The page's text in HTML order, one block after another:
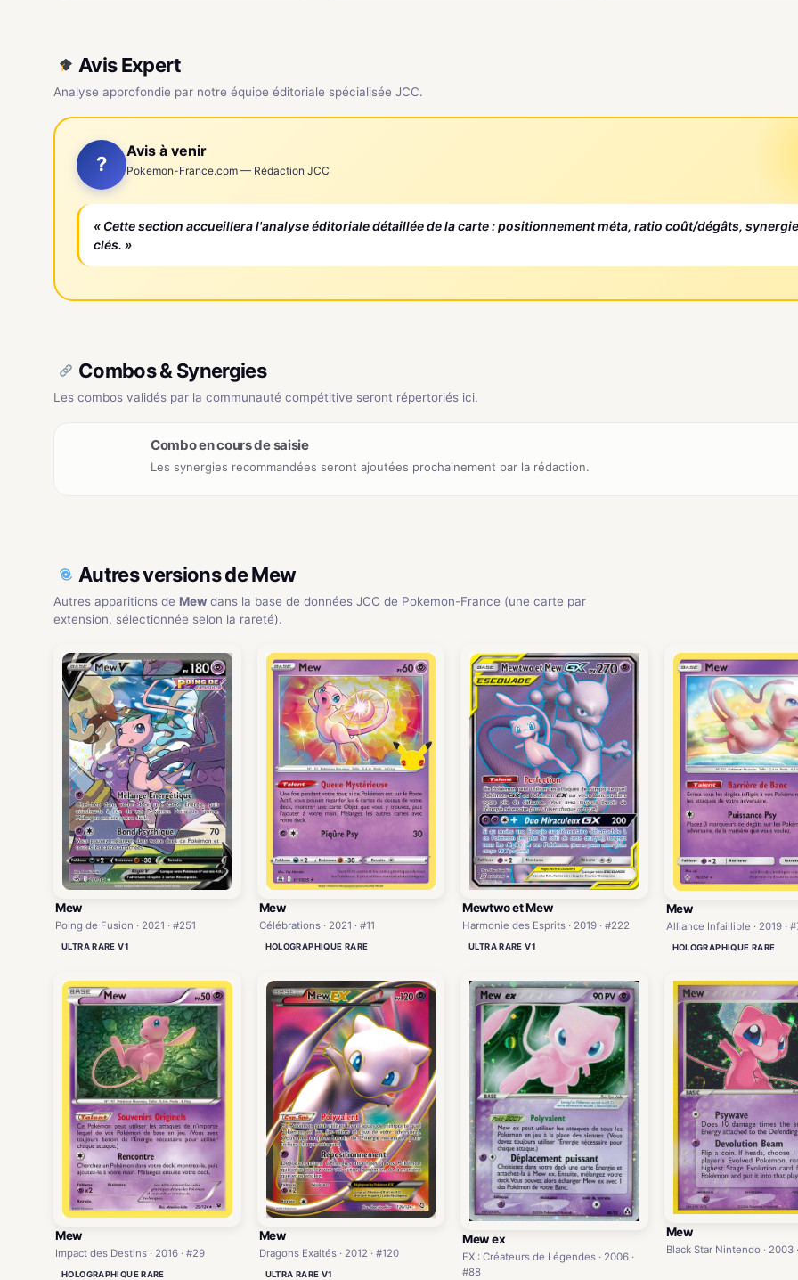
Avis Expert
Analyse approfondie par notre équipe éditoriale spécialisée JCC.
?
Avis à venir
Pokemon-France.com — Rédaction JCC
« Cette section accueillera l'analyse éditoriale détaillée de la carte : positionnement méta, ratio coût/dégâts,
clés. »
Combos & Synergies
Les combos validés par la communauté compétitive seront répertoriés ici.
Combo en cours de saisie
Les synergies recommandées seront ajoutées prochainement par la rédaction.
Autres versions de Mew
Autres apparitions de Mew dans la base de données JCC de Pokemon-France (une carte par
extension, sélectionnée selon la rareté).
Mew
Poing de Fusion · 2021 · #251
ULTRA RARE V1
Mew
Célébrations · 2021 · #11
HOLOGRAPHIQUE RARE
Mewtwo et Mew
Harmonie des Esprits · 2019 · #222
ULTRA RARE V1
Mew
Alliance Infaillible · 2019 ·
HOLOGRAPHIQUE RARE
Mew
Impact des Destins · 2016 · #29
HOLOGRAPHIQUE RARE
Mew
Dragons Exaltés · 2012 · #120
ULTRA RARE V1
Mew ex
EX : Créateurs de Légendes · 2006 ·
#88
Mew
Black Star Nintendo · 2003